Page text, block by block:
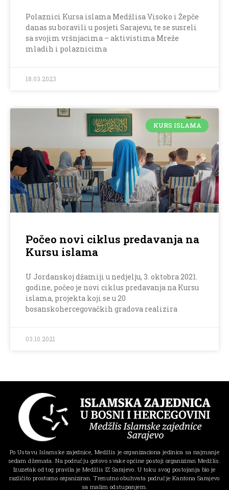
Polaznici Kursa islama Medžlisa Visoko i Žepče
danas su boravili u posjeti Sarajevu, te se susreli
sa svojim vršnjacima – aktivistima Mreže
mladih i polaznicima
18.03.2023
KURS ISLAMA
Počeo novi ciklus predavanja na
Kursu islama
U Jordanskoj džamiji u nedjelju, 3. oktobra 2021.
godine, počeo je novi ciklus predavanja na Kursu
islama, projekta koji se u 20
bosanskohercegovačkih gradova realizira
03.10.2021
Po Ustavu Islamske zajednice, Medžlis je organizaciona jedinica sa najmanje
sedam džemata. Na području gotovo svake općine postoji organiziran Medžlis.
Izuzetak od tog pravila je Medžlis IZ Sarajevo. U toku svog postojanja bio je
različito prostorno organiziran. Trenutno obuhvata područje Kantona Sarajevo
sa malim odstupanjem.